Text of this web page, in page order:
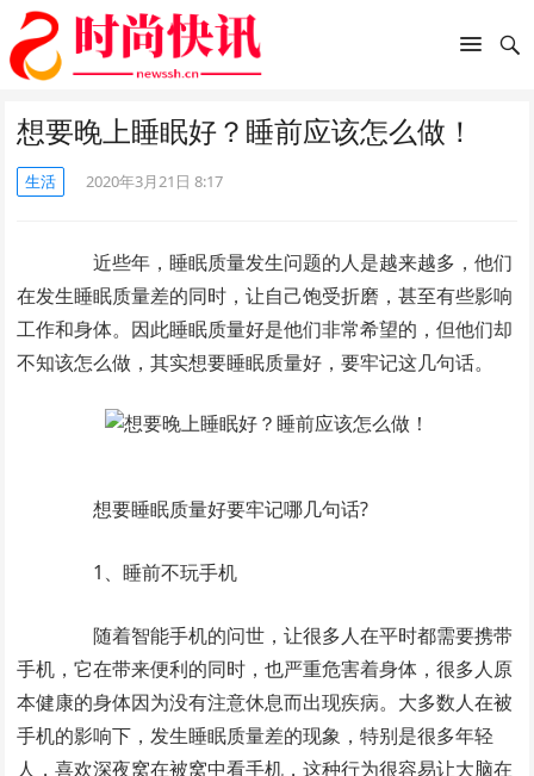
想要晚上睡眠好？睡前应该怎么做！
生活 2020年3月21日 8:17
近些年，睡眠质量发生问题的人是越来越多，他们
在发生睡眠质量差的同时，让自己饱受折磨，甚至有些影响
工作和身体。因此睡眠质量好是他们非常希望的，但他们却
不知该怎么做，其实想要睡眠质量好，要牢记这几句话。
想要睡眠质量好要牢记哪几句话?
1、睡前不玩手机
随着智能手机的问世，让很多人在平时都需要携带
手机，它在带来便利的同时，也严重危害着身体，很多人原
本健康的身体因为没有注意休息而出现疾病。大多数人在被
手机的影响下，发生睡眠质量差的现象，特别是很多年轻
人，喜欢深夜窝在被窝中看手机，这种行为很容易让大脑在